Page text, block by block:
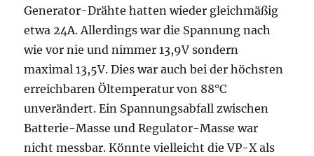
Generator-Drähte hatten wieder gleichmäßig
etwa 24A. Allerdings war die Spannung nach
wie vor nie und nimmer 13,9V sondern
maximal 13,5V. Dies war auch bei der höchsten
erreichbaren Öltemperatur von 88°C
unverändert. Ein Spannungsabfall zwischen
Batterie-Masse und Regulator-Masse war
nicht messbar. Könnte vielleicht die VP-X als